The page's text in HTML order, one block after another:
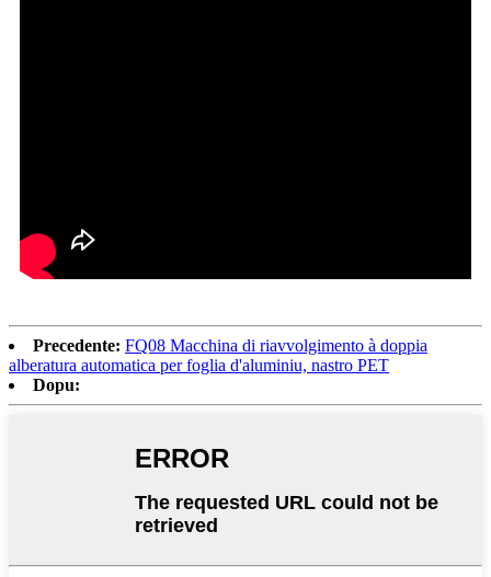
Precedente: FQ08 Macchina di riavvolgimento à doppia
alberatura automatica per foglia d'aluminiu, nastro PET
Dopu: